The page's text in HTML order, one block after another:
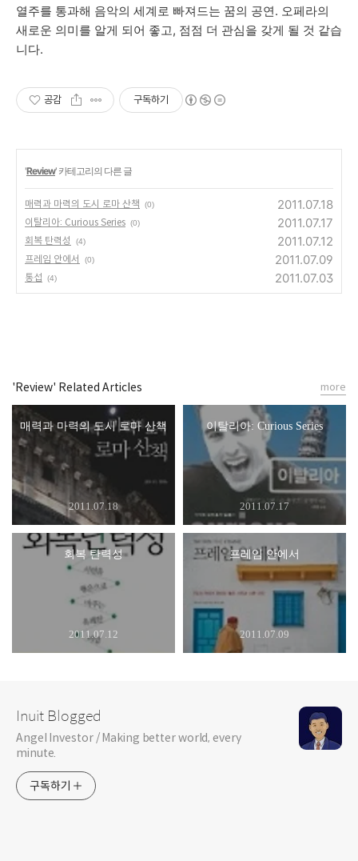
열주를 통과해 음악의 세계로 빠져드는 꿈의 공연. 오페라의
새로운 의미를 알게 되어 좋고, 점점 더 관심을 갖게 될 것 같습
니다.
공감 구독하기
'Review' 카테고리의 다른 글
매력과 마력의 도시 로마 산책 (0) 2011.07.18
이탈리아: Curious Series (0) 2011.07.17
회복 탄력성 (4) 2011.07.12
프레임 안에서 (0) 2011.07.09
통섭 (4) 2011.07.03
'Review' Related Articles
매력과 마력의 도시 로마 산책
2011.07.18
이탈리아: Curious Series
2011.07.17
회복 탄력성
2011.07.12
프레임 안에서
2011.07.09
more
Inuit Blogged
Angel Investor / Making better world, every
minute.
구독하기